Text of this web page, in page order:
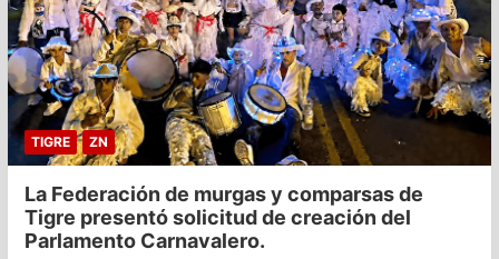
TIGRE ZN
La Federación de murgas y comparsas de
Tigre presentó solicitud de creación del
Parlamento Carnavalero.